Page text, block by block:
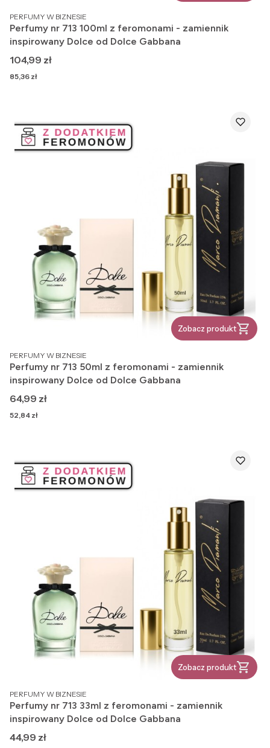
PRODUCENT
PERFUMY W BIZNESIE
Perfumy nr 713 100ml z feromonami - zamiennik
inspirowany Dolce od Dolce Gabbana
Cena
104,99 zł
Cena
85,36 zł
Zobacz produkt
PRODUCENT
PERFUMY W BIZNESIE
Perfumy nr 713 50ml z feromonami - zamiennik
inspirowany Dolce od Dolce Gabbana
Cena
64,99 zł
Cena
52,84 zł
Zobacz produkt
PRODUCENT
PERFUMY W BIZNESIE
Perfumy nr 713 33ml z feromonami - zamiennik
inspirowany Dolce od Dolce Gabbana
Cena
44,99 zł